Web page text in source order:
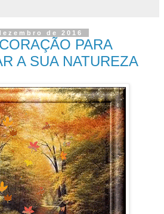
de 2016
PARA
A SUA NATUREZA